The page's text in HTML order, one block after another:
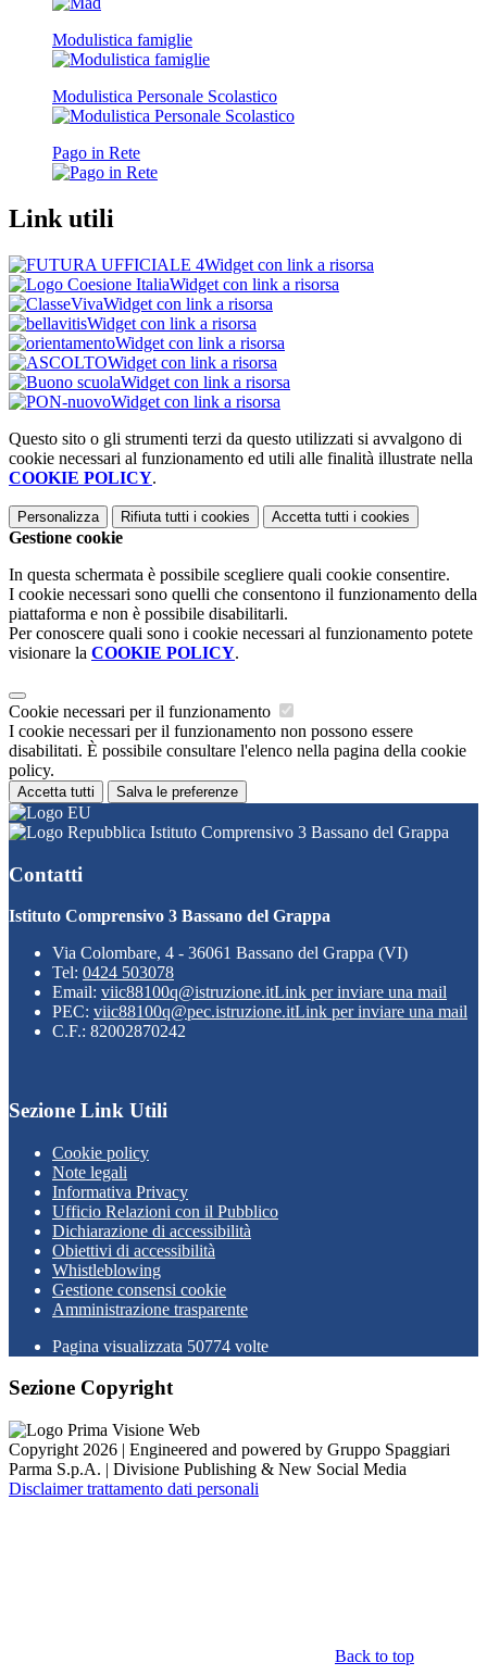
Modulistica famiglie
Modulistica Personale Scolastico
Pago in Rete
Link utili
Widget con link a risorsa
Widget con link a risorsa
Widget con link a risorsa
Widget con link a risorsa
Widget con link a risorsa
Widget con link a risorsa
Widget con link a risorsa
Widget con link a risorsa
Questo sito o gli strumenti terzi da questo utilizzati si avvalgono di
cookie necessari al funzionamento ed utili alle finalità illustrate nella
COOKIE POLICY.
Personalizza Rifiuta tutti i cookies Accetta tutti i cookies
Gestione cookie
In questa schermata è possibile scegliere quali cookie consentire.
I cookie necessari sono quelli che consentono il funzionamento della
piattaforma e non è possibile disabilitarli.
Per conoscere quali sono i cookie necessari al funzionamento potete
visionare la COOKIE POLICY.
Cookie necessari per il funzionamento
I cookie necessari per il funzionamento non possono essere
disabilitati. È possibile consultare l'elenco nella pagina della cookie
policy.
Accetta tutti Salva le preferenze
Istituto Comprensivo 3 Bassano del Grappa
Contatti
Istituto Comprensivo 3 Bassano del Grappa
Via Colombare, 4 - 36061 Bassano del Grappa (VI)
Tel: 0424 503078
Email: viic88100q@istruzione.itLink per inviare una mail
PEC: viic88100q@pec.istruzione.itLink per inviare una mail
C.F.: 82002870242
Sezione Link Utili
Cookie policy
Note legali
Informativa Privacy
Ufficio Relazioni con il Pubblico
Dichiarazione di accessibilità
Obiettivi di accessibilità
Whistleblowing
Gestione consensi cookie
Amministrazione trasparente
Pagina visualizzata 50774 volte
Sezione Copyright
Copyright 2026 | Engineered and powered by Gruppo Spaggiari
Parma S.p.A. | Divisione Publishing & New Social Media
Disclaimer trattamento dati personali
Back to top